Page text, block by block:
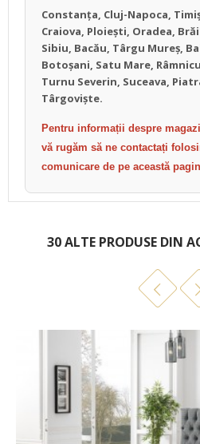
Constanța, Cluj-Napoca,
Craiova, Ploiești, Oradea,
Sibiu, Bacău, Târgu Mureș,
Botoșani, Satu Mare,
Turnu Severin, Suceava,
Târgoviște.
Pentru informații despre
vă rugăm să ne contactați
comunicare de pe această
30 ALTE PRODUSE DIN